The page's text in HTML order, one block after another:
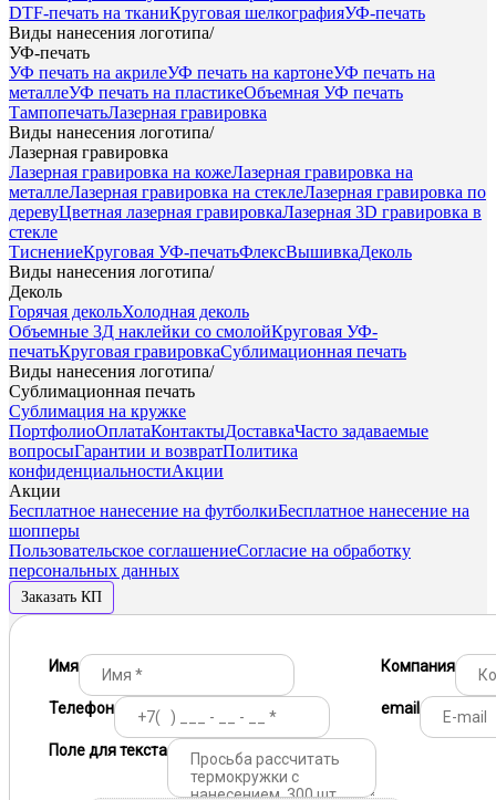
DTF-печать на тканиКруговая шелкографияУФ-печать
Виды нанесения логотипа/
УФ-печать
УФ печать на акрилеУФ печать на картонеУФ печать на
металлеУФ печать на пластикеОбъемная УФ печать
ТампопечатьЛазерная гравировка
Виды нанесения логотипа/
Лазерная гравировка
Лазерная гравировка на кожеЛазерная гравировка на
металлеЛазерная гравировка на стеклеЛазерная гравировка по
деревуЦветная лазерная гравировкаЛазерная 3D гравировка в
стекле
ТиснениеКруговая УФ-печатьФлексВышивкаДеколь
Виды нанесения логотипа/
Деколь
Горячая декольХолодная деколь
Объемные 3Д наклейки со смолойКруговая УФ-
печатьКруговая гравировкаСублимационная печать
Виды нанесения логотипа/
Сублимационная печать
Сублимация на кружке
ПортфолиоОплатаКонтактыДоставкаЧасто задаваемые
вопросыГарантии и возвратПолитика
конфиденциальностиАкции
Акции
Бесплатное нанесение на футболкиБесплатное нанесение на
шопперы
Пользовательское соглашениеСогласие на обработку
персональных данных
Заказать КП
Имя Компания
Телефон email
Поле для текста